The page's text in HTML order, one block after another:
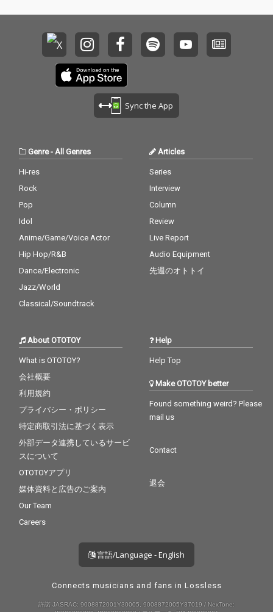
Sync the App
Genre- All Genres
Hi-res
Rock
Pop
Idol
Anime/Game/Voice Actor
Hip Hop/R&B
Dance/Electronic
Jazz/World
Classical/Soundtrack
Articles
Series
Interview
Column
Review
Live Report
Audio Equipment
先週のオトトイ
About OTOTOY
What is OTOTOY?
会社概要
利用規約
プライバシー・ポリシー
特定商取引法に基づく表示
外部データ連携しているサービ
スについて
OTOTOYアプリ
媒体資料と広告のご案内
Our Team
Careers
Help
Help Top
Make OTOTOY better
Found something weird? Please
mail us
Contact
退会
言語/Language - English
Connects musicians and fans in Lossless
許諾 JASRAC: 9008872001Y30005, 9008872005Y37019 / NexTone: